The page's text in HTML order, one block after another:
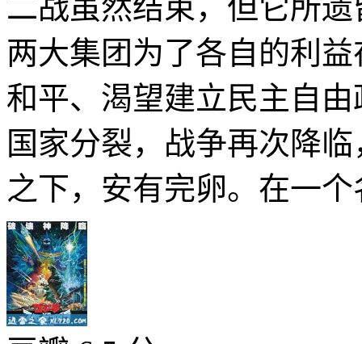
二战虽然结束，但它所
两大集团为了各自的利
和平、渴望建立民主自
国家分裂，战争再次降
之下，安有完卵。在一